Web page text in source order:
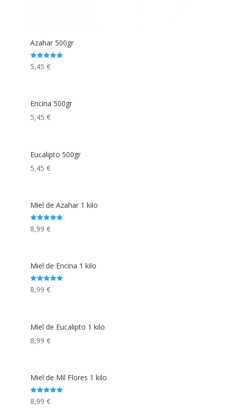
Azahar 500gr
Rated
5.00
5,45€
Encina 500gr
5,45€
Eucalipto 500gr
5,45€
Miel de Azahar 1 kilo
Rated
5.00
8,99€
Miel de Encina 1 kilo
Rated
5.00
8,99€
Miel de Eucalipto 1 kilo
8,99€
Miel de Mil Flores 1 kilo
Rated
5.00
8,99€